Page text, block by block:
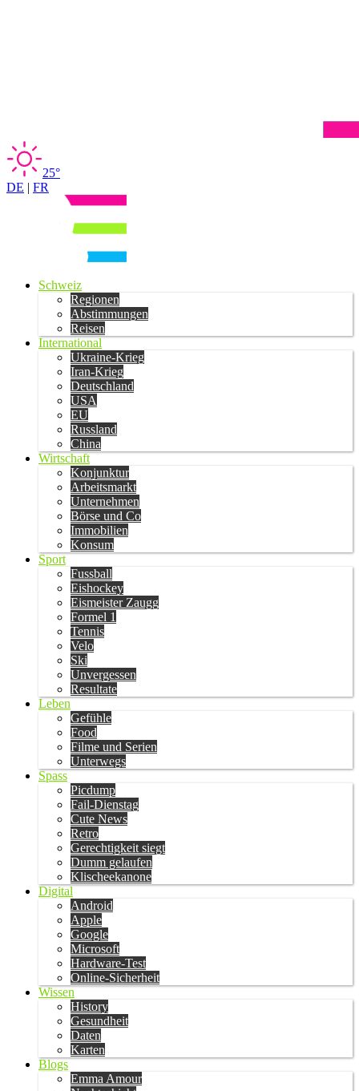
25°
DE | FR
Schweiz
Regionen
Abstimmungen
Reisen
International
Ukraine-Krieg
Iran-Krieg
Deutschland
USA
EU
Russland
China
Wirtschaft
Konjunktur
Arbeitsmarkt
Unternehmen
Börse und Co
Immobilien
Konsum
Sport
Fussball
Eishockey
Eismeister Zaugg
Formel 1
Tennis
Velo
Ski
Unvergessen
Resultate
Leben
Gefühle
Food
Filme und Serien
Unterwegs
Spass
Picdump
Fail-Dienstag
Cute News
Retro
Gerechtigkeit siegt
Dumm gelaufen
Klischeekanone
Digital
Android
Apple
Google
Microsoft
Hardware-Test
Online-Sicherheit
Wissen
History
Gesundheit
Daten
Karten
Blogs
Emma Amour